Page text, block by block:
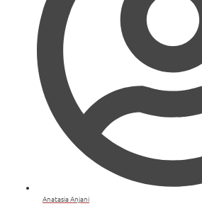
Anatasia Anjani